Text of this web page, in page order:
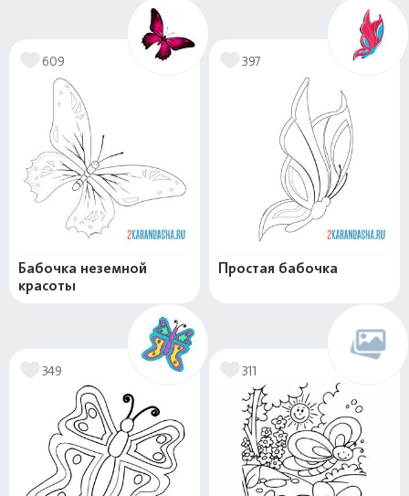
609
Бабочка неземной
красоты
397
Простая бабочка
349 311